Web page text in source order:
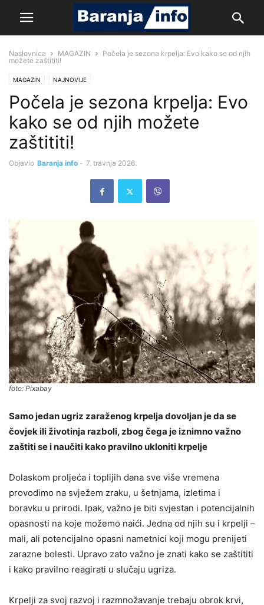
Naslovnica MAGAZIN
Počela je sezona krpelja: Evo kako se od njih
možete zaštititi!
MAGAZIN NAJNOVIJE
Počela je sezona krpelja: Evo
kako se od njih možete
zaštititi!
Objavio Baranja info - 7. travnja 2026.
foto: Pixabay
Samo jedan ugriz zaraženog krpelja dovoljan je da se
čovjek ili životinja razboli, zbog čega je iznimno važno
zaštiti se i naučiti kako pravilno ukloniti krpelje
Dolaskom proljeća i toplijih dana sve više vremena
provodimo na svježem zraku, u šetnjama, izletima i
boravku u prirodi. Ipak, važno je biti svjestan i potencijalnih
opasnosti na koje možemo naići. Jedna od njih su i krpelji –
mali, ali potencijalno opasni nametnici koji mogu prenijeti
zarazne bolesti. Upravo zato važno je znati kako se zaštititi
i kako pravilno reagirati u slučaju ugriza.
Krpelji za svoj razvoj i razmnožavanje trebaju obrok krvi,